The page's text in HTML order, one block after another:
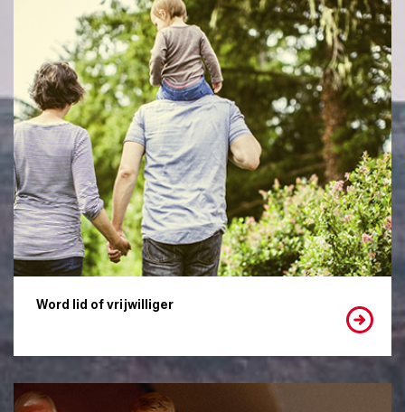
Word lid of vrijwilliger